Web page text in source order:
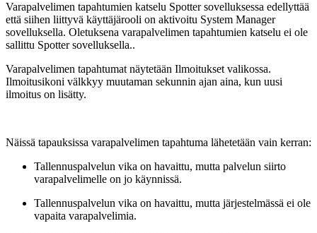
Varapalvelimen tapahtumien katselu Spotter sovelluksessa edellyttää
että siihen liittyvä käyttäjärooli on aktivoitu System Manager
sovelluksella. Oletuksena varapalvelimen tapahtumien katselu ei ole
sallittu Spotter sovelluksella..
Varapalvelimen tapahtumat näytetään Ilmoitukset valikossa.
Ilmoitusikoni välkkyy muutaman sekunnin ajan aina, kun uusi
ilmoitus on lisätty.
Näissä tapauksissa varapalvelimen tapahtuma lähetetään vain kerran:
Tallennuspalvelun vika on havaittu, mutta palvelun siirto
varapalvelimelle on jo käynnissä.
Tallennuspalvelun vika on havaittu, mutta järjestelmässä ei ole
vapaita varapalvelimia.